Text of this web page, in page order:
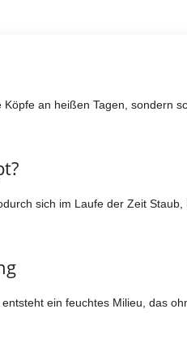
an heißen Tagen, sondern
sich im Laufe der Zeit
ein feuchtes Milieu, das